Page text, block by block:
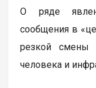
О ряде
сообщения в
резкой смены
человека и